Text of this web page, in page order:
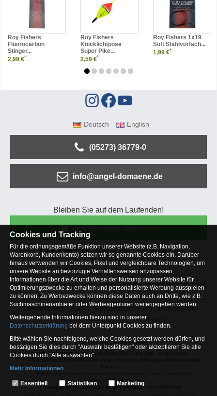
Roy Fishers
Fluorocarbon
Stinger...
2,99 €*
Roy Fishers
Knicklichtpose
Super Pike...
2,59 €*
Roy Fishers 1x19
Soft Stahlvorfach...
1,99 €*
Deutsch English
(05273) 36779-0
info@angel-domaene.de
Bleiben Sie auf dem Laufenden!
Kundenservice Mein Konto
Versandkosten
Zahlungsarten
Rücksendung
Kaufberatung
Häufige Fragen
Über uns
Unternehmen Blog Jobs & Praktika
Facebook
Osterfeldsee
Archiv Sitemap
Kontaktformular
Rechtliches
AGB Widerrufsbelehrung
Datenschutz
Altbatterie-Entsorgung
Impressum
Zur Desktop Webseite
* = Alle Preisangaben inkl. gesetzlicher MwSt. und zzgl.
Versandinfoseite.
2= ausgenommen Sonderpeise und preisgebundene Produkte.
Cookies und Tracking
Für die ordnungsgemäße Funktion unserer Website (z.B. Navigation,
Warenkorb, Kundenkonto) setzen wir so genannte Cookies ein. Darüber
hinaus verwenden wir Cookies, Pixel und vergleichbare Technologien, um
unsere Website an bevorzugte Verhaltensweisen anzupassen,
Informationen über die Art und Weise der Nutzung unserer Website für
Optimierungszwecke zu erhalten und personalisierte Werbung ausspielen
zu können. Zu Werbezwecke können diese Daten auch an Dritte, wie z.B.
Suchmaschinenanbieter oder Werbeagenturen weitergegeben werden.
Weitergehende Informationen hierzu sind in unserer
Datenschutzerklärung bei dem Unterpunkt Cookies zu finden.
Bitte wählen Sie nachfolgend, welche Cookies gesetzt werden dürfen, und
bestätigen Sie dies durch "Auswahl bestätigen" oder akzeptieren Sie alle
Cookies durch "Alle auswählen":
Mehr Informationen
Essentiell
Essentiell Statistiken Marketing